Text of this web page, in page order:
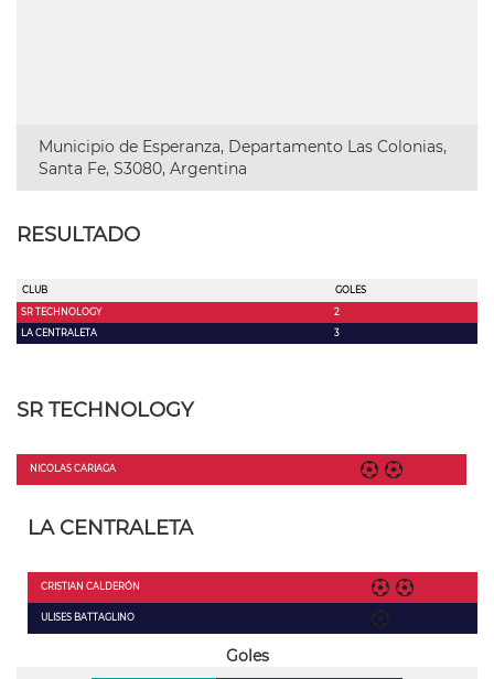
Municipio de Esperanza, Departamento Las Colonias,
Santa Fe, S3080, Argentina
RESULTADO
CLUB
GOLES
SR TECHNOLOGY
2
LA CENTRALETA
3
SR TECHNOLOGY
NICOLAS CARIAGA
LA CENTRALETA
CRISTIAN CALDERÓN
ULISES BATTAGLINO
Goles